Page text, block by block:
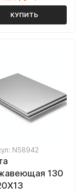
КУПИТЬ
N58942
130